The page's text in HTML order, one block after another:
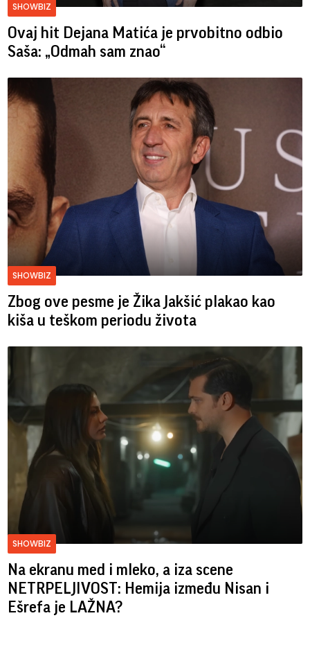
SHOWBIZ
Ovaj hit Dejana Matića je prvobitno odbio
Saša: „Odmah sam znao“
SHOWBIZ
Zbog ove pesme je Žika Jakšić plakao kao
kiša u teškom periodu života
SHOWBIZ
Na ekranu med i mleko, a iza scene
NETRPELJIVOST: Hemija između Nisan i
Ešrefa je LAŽNA?